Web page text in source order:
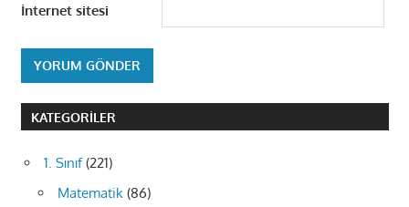
İnternet sitesi
KATEGORILER
1. Sınıf(221)
Matematik (86)